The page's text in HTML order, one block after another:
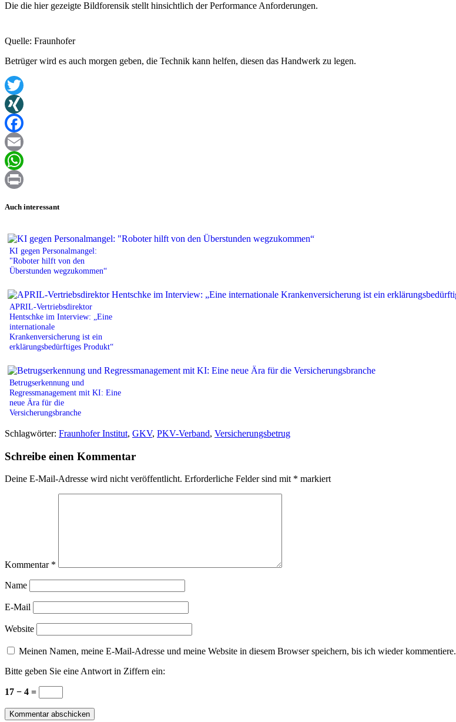
Die die hier gezeigte Bildforensik stellt hinsichtlich der Performance Anforderungen.
Quelle: Fraunhofer
Betrüger wird es auch morgen geben, die Technik kann helfen, diesen das Handwerk zu legen.
Twitter
XING
Facebook
Email
WhatsApp
Auch interessant
KI gegen Personalmangel:
"Roboter hilft von den
Überstunden wegzukommen“
APRIL-Vertriebsdirektor
Hentschke im Interview: „Eine
internationale
Krankenversicherung ist ein
erklärungsbedürftiges Produkt“
Betrugserkennung und
Regressmanagement mit KI: Eine
neue Ära für die
Versicherungsbranche
Schlagwörter: Fraunhofer Institut, GKV, PKV-Verband, Versicherungsbetrug
Schreibe einen Kommentar
Deine E-Mail-Adresse wird nicht veröffentlicht. Erforderliche Felder sind mit * markiert
Kommentar *
Name
E-Mail
Website
Meinen Namen, meine E-Mail-Adresse und meine Website in diesem Browser speichern, bis ich wieder kommentiere.
Bitte geben Sie eine Antwort in Ziffern ein:
17 − 4 =